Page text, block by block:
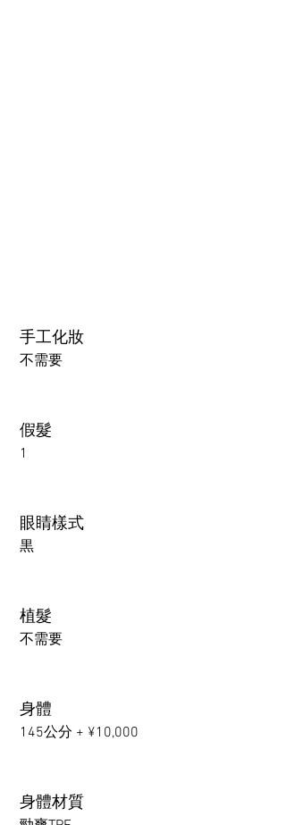
手工化妝
不需要
假髮
1
眼睛樣式
黒
植髮
不需要
身體
145公分 + ¥10,000
身體材質